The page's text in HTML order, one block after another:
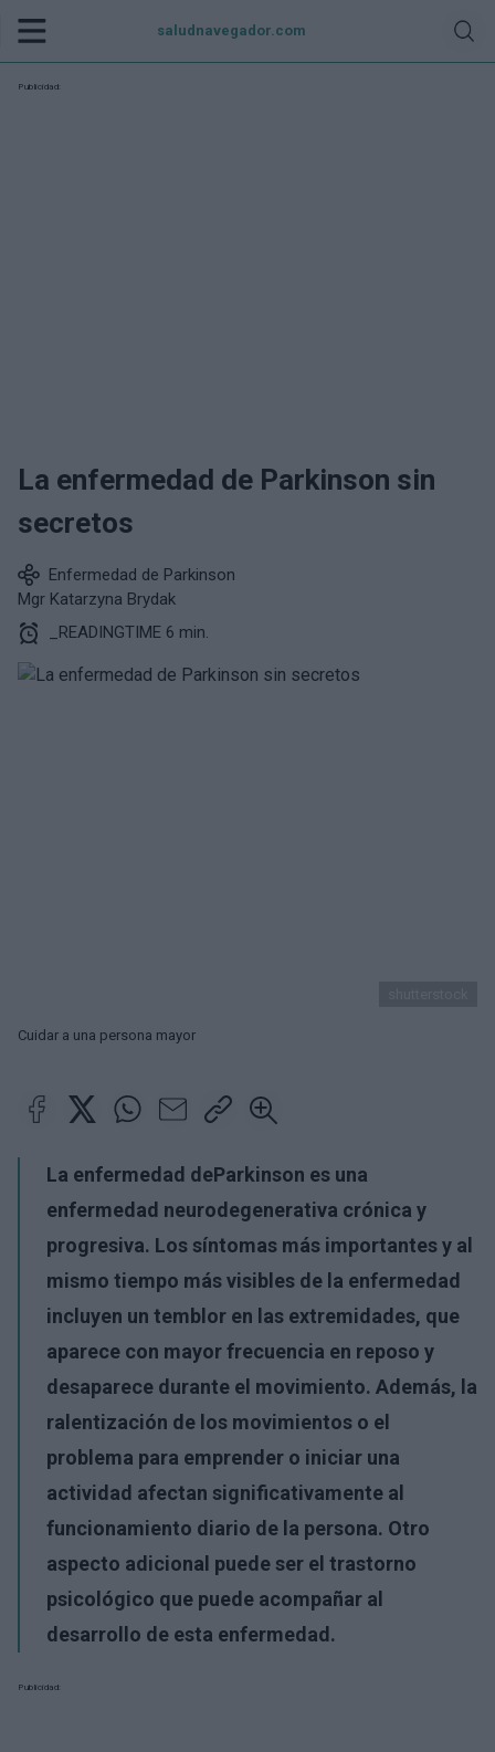
saludnavegador.com
Publicidad:
La enfermedad de Parkinson sin
secretos
Enfermedad de Parkinson
Mgr Katarzyna Brydak
_READINGTIME 6 min.
Cuidar a una persona mayor
La enfermedad deParkinson es una
enfermedad neurodegenerativa crónica y
progresiva. Los síntomas más importantes y al
mismo tiempo más visibles de la enfermedad
incluyen un temblor en las extremidades, que
aparece con mayor frecuencia en reposo y
desaparece durante el movimiento. Además, la
ralentización de los movimientos o el
problema para emprender o iniciar una
actividad afectan significativamente al
funcionamiento diario de la persona. Otro
aspecto adicional puede ser el trastorno
psicológico que puede acompañar al
desarrollo de esta enfermedad.
Publicidad: